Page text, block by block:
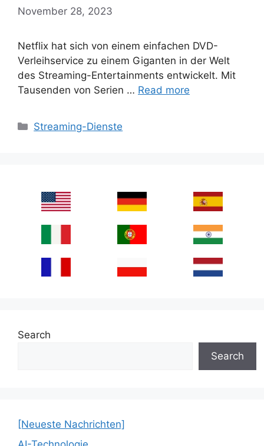
November 28, 2023
Netflix hat sich von einem einfachen DVD-
Verleihservice zu einem Giganten in der Welt
des Streaming-Entertainments entwickelt. Mit
Tausenden von Serien … Read more
Categories
Streaming-Dienste
Search
Search
[Neueste Nachrichten]